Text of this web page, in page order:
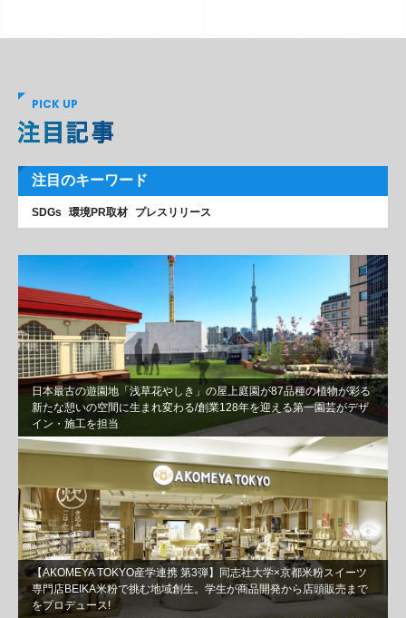
PICK UP
注目のキーワード
SDGs 環境PR取材 プレスリリース
日本最古の遊園地「浅草花やしき」の屋上庭園が87品種の植物が彩る
新たな憩いの空間に生まれ変わる/創業128年を迎える第一園芸がデザ
イン・施工を担当
【AKOMEYA TOKYO産学連携 第3弾】同志社⼤学×京都⽶粉スイーツ
専⾨店BEIKA⽶粉で挑む地域創⽣。学⽣が商品開発から店頭販売まで
をプロデュース!